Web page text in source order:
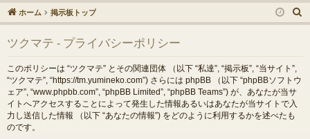
ッ
ク
リ
ン
ク
ー
ラ
ム
イ
ン
ザ
ー
録
ホーム 掲示板トップ
索
ツクマテ - プライバシーポリシー
このポリシーは “ツクマテ” とその関連団体 （以下 “私達”, “掲示板”, “当サイト”,
“ツクマテ”, “https://tm.yumineko.com”) さらには phpBB （以下 “phpBBソフトウ
ェア”, “www.phpbb.com”, “phpBB Limited”, “phpBB Teams”) が、あなたが当サ
イトへアクセスすることによって発生した情報あるいはあなたが当サイトで入
力し送信した情報 （以下 “あなたの情報”) をどのように利用するかを述べたも
のです。